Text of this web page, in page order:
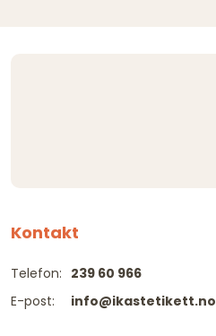
Kontakt
Telefon:
E-post:
239 60 966
info@ikastetikett.no